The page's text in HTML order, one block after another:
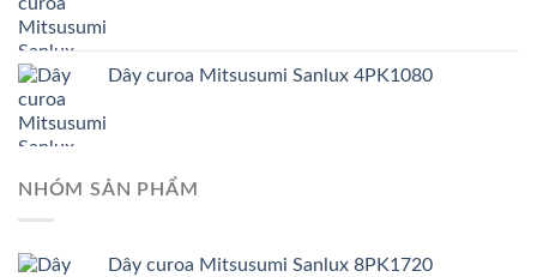
Dây curoa Mitsusumi Sanlux 4PK1080
NHÓM SẢN PHẨM
Dây curoa Mitsusumi Sanlux 8PK1720